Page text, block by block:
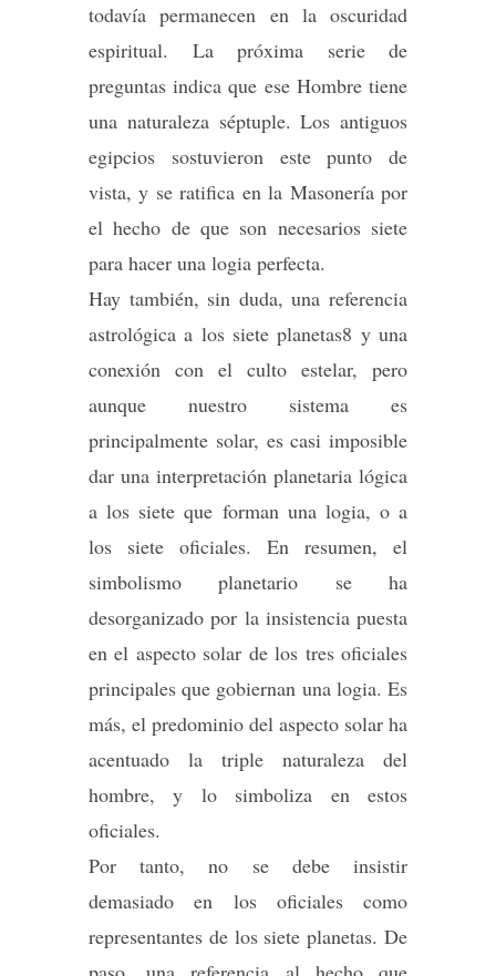
todavía permanecen en la oscuridad
espiritual. La próxima serie de
preguntas indica que ese Hombre tiene
una naturaleza séptuple. Los antiguos
egipcios sostuvieron este punto de
vista, y se ratifica en la Masonería por
el hecho de que son necesarios siete
para hacer una logia perfecta.
Hay también, sin duda, una referencia
astrológica a los siete planetas8 y una
conexión con el culto estelar, pero
aunque nuestro sistema es
principalmente solar, es casi imposible
dar una interpretación planetaria lógica
a los siete que forman una logia, o a
los siete oficiales. En resumen, el
simbolismo planetario se ha
desorganizado por la insistencia puesta
en el aspecto solar de los tres oficiales
principales que gobiernan una logia. Es
más, el predominio del aspecto solar ha
acentuado la triple naturaleza del
hombre, y lo simboliza en estos
oficiales.
Por tanto, no se debe insistir
demasiado en los oficiales como
representantes de los siete planetas. De